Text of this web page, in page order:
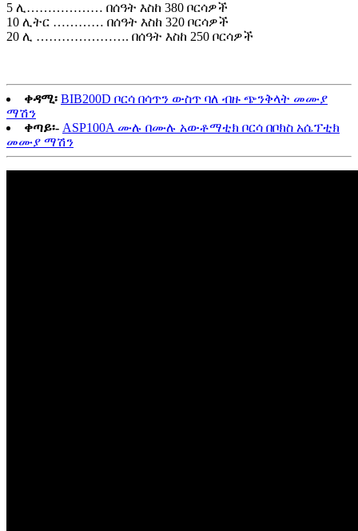
5 ሊ……………… በሰዓት እስከ 380 ቦርሳዎች
10 ሊትር ………… በሰዓት እስከ 320 ቦርሳዎች
20 ሊ …………………. በሰዓት እስከ 250 ቦርሳዎች
ቀዳሚ፡ BIB200D ቦርሳ በሳጥን ውስጥ ባለ ብዙ ጭንቅላት መሙያ
ማሽን
ቀጣይ፡- ASP100A ሙሉ በሙሉ አውቶማቲክ ቦርሳ በቦክስ አሴፕቲክ
መሙያ ማሽን